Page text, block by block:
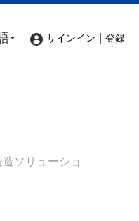
サインイン 登録
ソリューショ